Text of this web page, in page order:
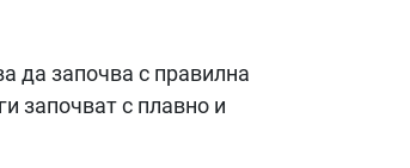
да започва с правилна
започват с плавно и